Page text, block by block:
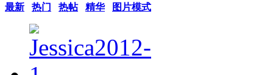
最新
热门 热帖 精华 图片模式